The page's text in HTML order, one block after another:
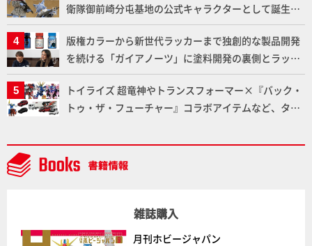
衛隊御前崎分屯基地の公式キャラクターとして誕生し
た「おまねこ」が着任！けもプラ公式サイト限定版と
通常版の2ラインで発売！
版権カラーから新世代ラッカーまで独創的な製品開発
を続ける「ガイアノーツ」に塗料開発の裏側とラッカ
ー塗料の未来についてインタビュー！
トイライズ 超竜神やトランスフォーマー×『バック・
トゥ・ザ・フューチャー』コラボアイテムなど、タカ
NEWITEM】
雑誌購入
月刊ホビージャパン